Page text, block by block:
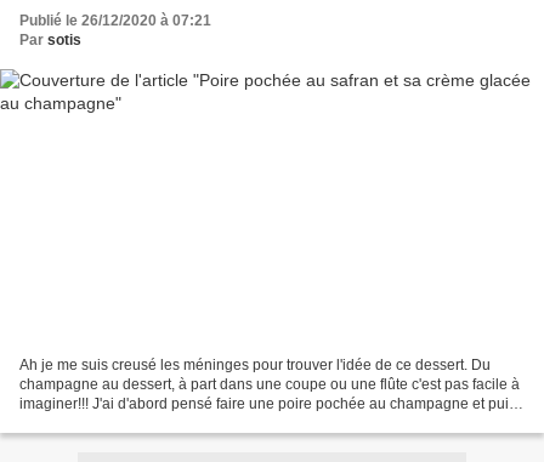
Publié le 26/12/2020 à 07:21
Par sotis
Ah je me suis creusé les méninges pour trouver l'idée de ce dessert. Du
champagne au dessert, à part dans une coupe ou une flûte c'est pas facile à
imaginer!!! J'ai d'abord pensé faire une poire pochée au champagne et puis